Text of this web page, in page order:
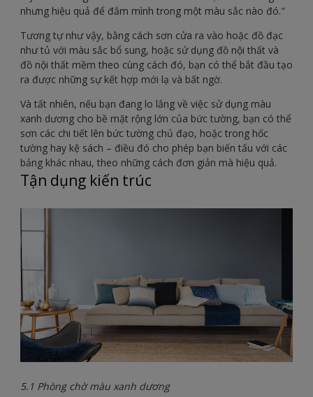
nhưng hiệu quả để đắm mình trong một màu sắc nào đó."
Tương tự như vậy, bằng cách sơn cửa ra vào hoặc đồ đạc
như tủ với màu sắc bổ sung, hoặc sử dụng đồ nội thất và
đồ nội thất mềm theo cùng cách đó, bạn có thể bắt đầu tạo
ra được những sự kết hợp mới lạ và bất ngờ.
Và tất nhiên, nếu bạn đang lo lắng về việc sử dụng màu
xanh dương cho bề mặt rộng lớn của bức tường, bạn có thể
sơn các chi tiết lên bức tường chủ đạo, hoặc trong hốc
tường hay kệ sách – điều đó cho phép bạn biến tấu với các
bảng khác nhau, theo những cách đơn giản mà hiệu quả.
Tận dụng kiến trúc
5.1 Phòng chờ màu xanh dương